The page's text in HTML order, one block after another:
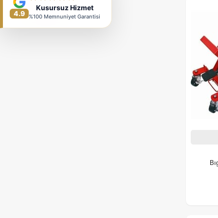
4.9
Kusursuz Hizmet
%100 Memnuniyet Garantisi